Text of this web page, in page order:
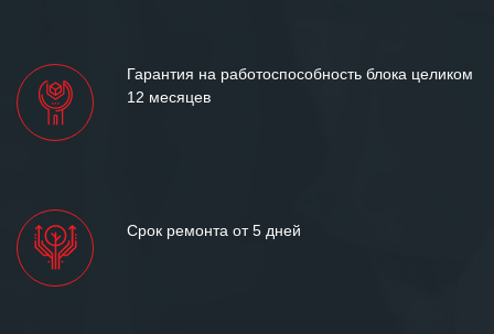
Гарантия на работоспособность блока целиком
12 месяцев
Срок ремонта от 5 дней